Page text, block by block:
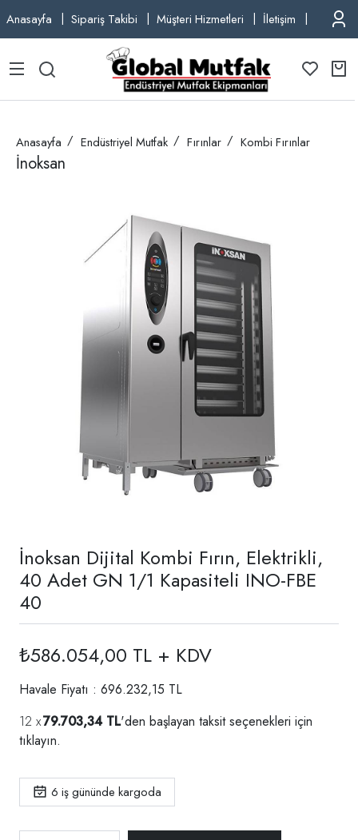
Anasayfa Sipariş Takibi Müşteri Hizmetleri İletişim TEL:
Anasayfa Endüstriyel Mutfak Fırınlar Kombi Fırınlar
İnoksan
İnoksan Dijital Kombi Fırın, Elektrikli,
40 Adet GN 1/1 Kapasiteli INO-FBE
40
₺586.054,00 TL + KDV
Havale Fiyatı : 696.232,15 TL
79.703,34 TL'den başlayan taksit seçenekleri için
tıklayın.
6 iş gününde kargoda